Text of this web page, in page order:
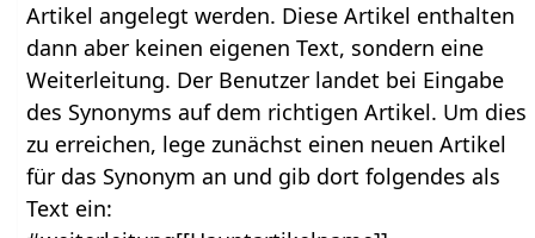
Artikel angelegt werden. Diese Artikel enthalten
dann aber keinen eigenen Text, sondern eine
Weiterleitung. Der Benutzer landet bei Eingabe
des Synonyms auf dem richtigen Artikel. Um dies
zu erreichen, lege zunächst einen neuen Artikel
für das Synonym an und gib dort folgendes als
Text ein: